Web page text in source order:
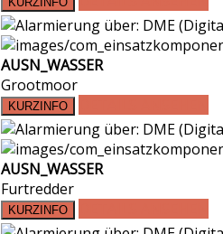
AUSN_WASSER
Grootmoor
AUSN_WASSER
Furtredder